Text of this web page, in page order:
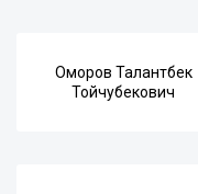
Оморов Талантбек
Тойчубекович